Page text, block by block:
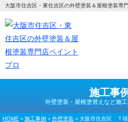
大阪市住吉区・東住吉区の外壁塗装＆屋根塗装専
施工事例
外壁塗装・屋根塗替えなど施
HOME > 施工事例 > 外壁塗装 > 大阪市住吉区 Ｔ